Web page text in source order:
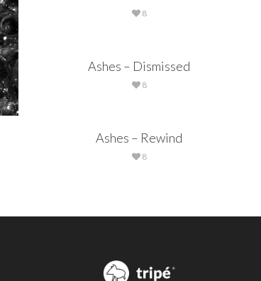
8
Ashes – Dismissed
8
Ashes – Rewind
8